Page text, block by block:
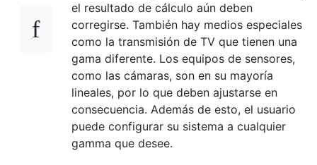
el resultado de cálculo aún deben
corregirse. También hay medios especiales
como la transmisión de TV que tienen una
gama diferente. Los equipos de sensores,
como las cámaras, son en su mayoría
lineales, por lo que deben ajustarse en
consecuencia. Además de esto, el usuario
puede configurar su sistema a cualquier
gamma que desee.